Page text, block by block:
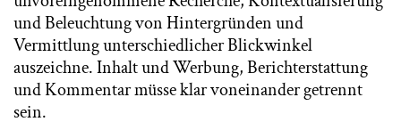
und Beleuchtung von Hintergründen und
Vermittlung unterschiedlicher Blickwinkel
auszeichne. Inhalt und Werbung, Berichterstattung
und Kommentar müsse klar voneinander getrennt
sein.